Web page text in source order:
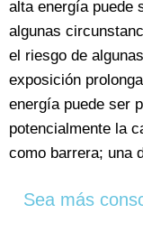
alta energía puede
algunas
el riesgo de
exposición
energía puede ser
potencialmente la
como barrera; una
Sea más